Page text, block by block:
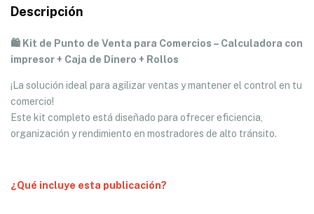
Descripción
🛍️ Kit de Punto de Venta para Comercios – Calculadora con
impresor + Caja de Dinero + Rollos
¡La solución ideal para agilizar ventas y mantener el control en tu
comercio!
Este kit completo está diseñado para ofrecer eficiencia,
organización y rendimiento en mostradores de alto tránsito.
¿Qué incluye esta publicación?